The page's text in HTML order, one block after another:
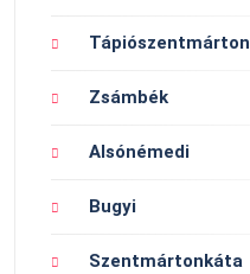
Tápiószentmárton
Zsámbék
Alsónémedi
Bugyi
Szentmártonkáta